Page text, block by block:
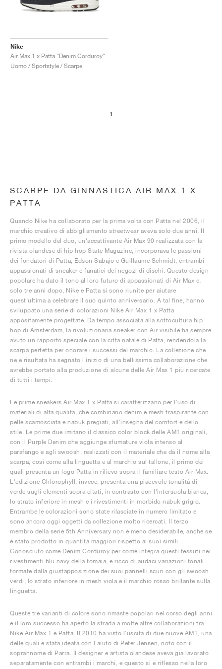
Nike
Air Max 1 x Patta "Denim Corduroy"
Uomo / Sportstyle / Scarpe
1
SCARPE DA GINNASTICA AIR MAX 1 X
PATTA
Quando Nike ha collaborato per la prima volta con Patta nel 2006, il
marchio creativo di abbigliamento streetwear aveva solo due anni. Il
primo modello del duo, un'accattivante Air Max 90 realizzata con la
rivista olandese di hip hop State Magazine, incorporava le passioni
dei fondatori di Patta, Edson Sabajo e Guillaume Schmidt, entrambi
appassionati di sneaker e fanatici dei negozi di dischi. Questo design
popolare ha dato il tono al loro futuro di appassionati di Air Max e,
solo tre anni dopo, Nike e Patta si sono riunite per aiutare
quest'ultima a celebrare il suo quinto anniversario. A tal fine, hanno
sviluppato una serie di colorazioni Nike Air Max 1 x Patta
appositamente progettate. Da tempo associata alla sottocultura hip
hop di Amsterdam, la rivoluzionaria sneaker con Air visibile ha sempre
avuto un rapporto speciale con la città natale di Patta, rendendola la
scarpa perfetta per onorare i successi del marchio. La collezione che
ne è risultata ha segnato l'inizio di una bellissima collaborazione che
avrebbe portato alla produzione di alcune delle Air Max 1 più ricercate
di tutti i tempi.
Le prime sneakers Air Max 1 x Patta si caratterizzano per l'uso di
materiali di alta qualità, che combinano denim e mesh traspirante con
pelle scamosciata e nabuk pregiati, all'insegna del comfort e dello
stile. Le prime due imitano il classico color block delle AM1 originali,
con il Purple Denim che aggiunge sfumature viola intenso al
parafango e agli swoosh, realizzati con il materiale che dà il nome alla
scarpa, così come alla linguetta e al marchio sul tallone, il primo dei
quali presenta un logo Patta in rilievo sopra il familiare testo Air Max.
L'edizione Chlorophyll, invece, presenta una piacevole tonalità di
verde sugli elementi sopra citati, in contrasto con l'intersuola bianca,
lo strato inferiore in mesh e i rivestimenti in morbido nabuk grigio.
Entrambe le colorazioni sono state rilasciate in numero limitato e
sono ancora oggi oggetti da collezione molto ricercati. Il terzo
membro della serie 5th Anniversary non è meno desiderabile, anche se
è stato prodotto in quantità maggiori rispetto ai suoi simili.
Conosciuto come Denim Corduroy per come integra questi tessuti nei
rivestimenti blu navy della tomaia, è ricco di audaci variazioni tonali
formate dalla giustapposizione dei suoi pannelli scuri con gli swoosh
verdi, lo strato inferiore in mesh viola e il marchio rosso brillante sulla
linguetta.
Queste tre varianti di colore sono rimaste popolari nel corso degli anni
e il loro successo ha aperto la strada a molte altre collaborazioni tra
Nike Air Max 1 e Patta. Il 2010 ha visto l'uscita di due nuove AM1, una
delle quali è stata ideata con l'aiuto di Peter Jensen, noto con il
soprannome di Parra. Il designer e artista olandese aveva già lavorato
separatamente con entrambi i marchi, e questo si è riflesso nella loro